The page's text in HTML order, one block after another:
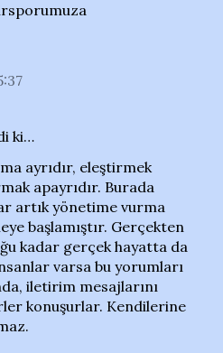
ki…
ayrıdır, eleştirmek
apayrıdır. Burada
artık yönetime vurma
başlamıştır. Gerçekten
kadar gerçek hayatta da
varsa bu yorumları
iletirim mesajlarını
konuşurlar. Kendilerine